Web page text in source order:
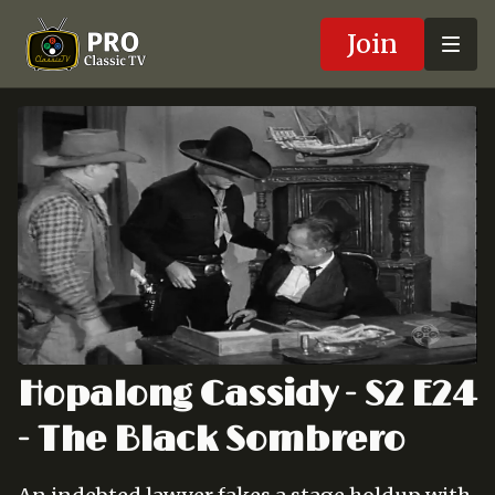
Join
Hopalong Cassidy - S2 E24
- The Black Sombrero